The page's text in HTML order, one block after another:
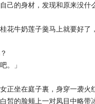
己的身材，发现和原来没
花牛奶莲子羹马上就要好
。」
正坐在庭子裏，身穿一袭
皙的脸颊上一对凤目中略